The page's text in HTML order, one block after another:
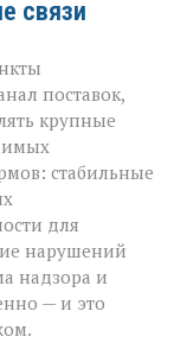
связи
поставок,
крупные
стабильные
для
нарушений
надзора и
— и это